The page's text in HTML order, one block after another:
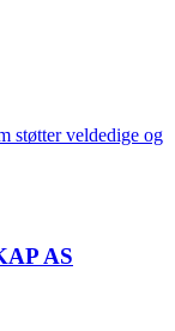
støtter veldedige og
AS